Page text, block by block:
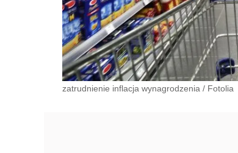
zatrudnienie inflacja wynagrodzenia / Fotolia